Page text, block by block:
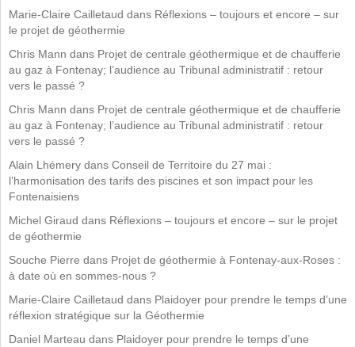
Marie-Claire Cailletaud dans Réflexions – toujours et encore – sur
le projet de géothermie
Chris Mann dans Projet de centrale géothermique et de chaufferie
au gaz à Fontenay; l’audience au Tribunal administratif : retour
vers le passé ?
Chris Mann dans Projet de centrale géothermique et de chaufferie
au gaz à Fontenay; l’audience au Tribunal administratif : retour
vers le passé ?
Alain Lhémery dans Conseil de Territoire du 27 mai :
l’harmonisation des tarifs des piscines et son impact pour les
Fontenaisiens
Michel Giraud dans Réflexions – toujours et encore – sur le projet
de géothermie
Souche Pierre dans Projet de géothermie à Fontenay-aux-Roses :
à date où en sommes-nous ?
Marie-Claire Cailletaud dans Plaidoyer pour prendre le temps d’une
réflexion stratégique sur la Géothermie
Daniel Marteau dans Plaidoyer pour prendre le temps d’une